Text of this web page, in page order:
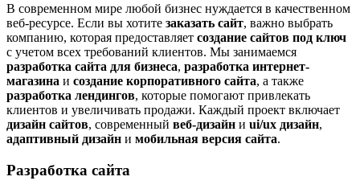
В современном мире любой бизнес нуждается в качественном
веб-ресурсе. Если вы хотите заказать сайт, важно выбрать
компанию, которая предоставляет создание сайтов под ключ
с учетом всех требований клиентов. Мы занимаемся
разработка сайта для бизнеса, разработка интернет-
магазина и создание корпоративного сайта, а также
разработка лендингов, которые помогают привлекать
клиентов и увеличивать продажи. Каждый проект включает
дизайн сайтов, современный веб-дизайн и ui/ux дизайн,
адаптивный дизайн и мобильная версия сайта.
Разработка сайта